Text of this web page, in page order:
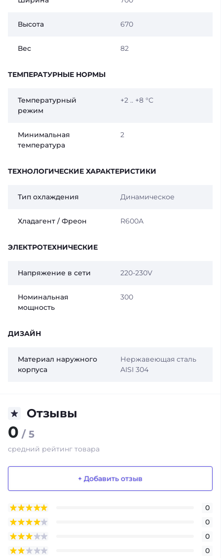
Высота 670
Вес 82
ТЕМПЕРАТУРНЫЕ НОРМЫ
Температурный
режим
+2 .. +8 °C
Минимальная
температура
2
ТЕХНОЛОГИЧЕСКИЕ ХАРАКТЕРИСТИКИ
Тип охлаждения Динамическое
Хладагент / Фреон R600A
ЭЛЕКТРОТЕХНИЧЕСКИЕ
Напряжение в сети 220-230V
Номинальная
мощность
300
ДИЗАЙН
Материал наружного
корпуса
Нержавеющая сталь
AISI 304
Отзывы
0 / 5
средний рейтинг товара
+ Добавить отзыв
0
0
0
0